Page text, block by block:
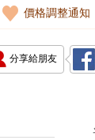
價格調整通知
分享給朋友